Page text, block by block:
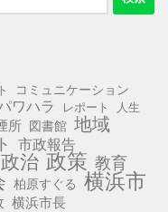
コミュニケーション
ワハラ レポート 人生
所 図書館 地域
市政報告
政治 政策 教育
柏原すぐる 横浜市
横浜市長